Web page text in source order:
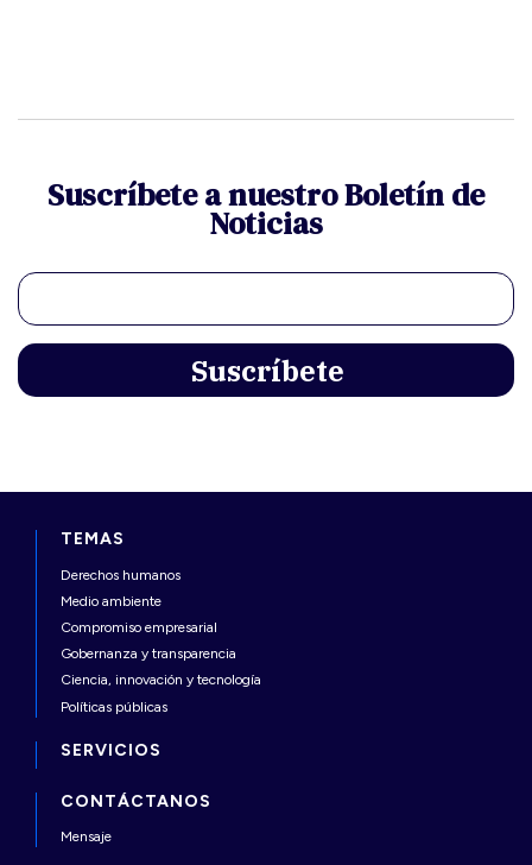
Suscríbete a nuestro Boletín de
Noticias
TEMAS
Derechos humanos
Medio ambiente
Compromiso empresarial
Gobernanza y transparencia
Ciencia, innovación y tecnología
Políticas públicas
SERVICIOS
CONTÁCTANOS
Mensaje